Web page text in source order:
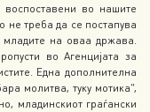
во нашите
не треба да се постапува
младите на оваа држава.
во Агенцијата за
Една дополнителна
молитва, туку мотика“,
младинскиот граѓански